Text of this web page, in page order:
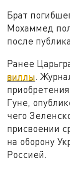
Брат
Мохаммед
после
Ранее
виллы.
Гуне,
чего
присвоении
на оборону
Россией.